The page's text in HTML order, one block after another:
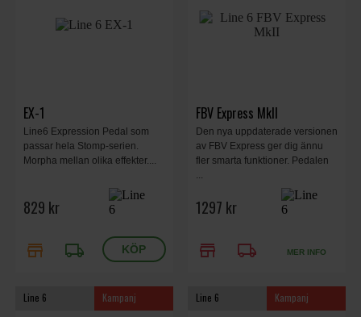
EX-1
Line6 Expression Pedal som
passar hela Stomp-serien.
Morpha mellan olika effekter....
829 kr
store local_shipping
FBV Express MkII
Den nya uppdaterade versionen
av FBV Express ger dig ännu
fler smarta funktioner. Pedalen
...
1297 kr
store local_shipping MER INFO
Line 6 Kampanj Line 6 Kampanj